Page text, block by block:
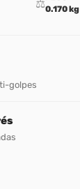
⚖️0.170 kg
golpes